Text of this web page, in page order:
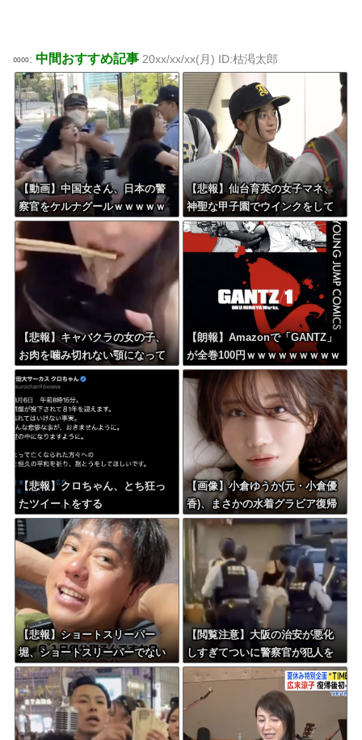
∞∞: 中間おすすめ記事 20xx/xx/xx(月) ID:枯渇太郎
【動画】中国女さん、日本の警
察官をケルナグールｗｗｗｗｗ
ｗｗｗｗｗｗｗｗｗｗｗｗｗ
【悲報】仙台育英の女子マネ、
神聖な甲子園でウインクをして
しまう
【悲報】キャバクラの女の子、
お肉を噛み切れない顎になって
しまう・・・
【朗報】Amazonで「GANTZ」
が全巻100円ｗｗｗｗｗｗｗｗｗ
ｗ
【悲報】クロちゃん、とち狂っ
たツイートをする
【画像】小倉ゆうか(元・小倉優
香)、まさかの水着グラビア復帰
ｗｗｗｗｗ
【悲報】ショートスリーパー
堀、ショートスリーパーでない
事がバレてしまう
【閲覧注意】大阪の治安が悪化
しすぎてついに警察官が犯人を
銃殺。いよいよアメリカみたい
になってきたな